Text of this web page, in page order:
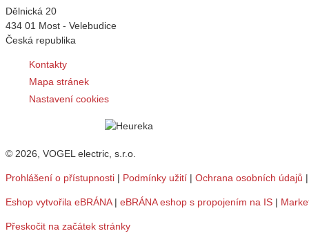
Dělnická 20
434 01 Most - Velebudice
Česká republika
Kontakty
Mapa stránek
Nastavení cookies
© 2026, VOGEL electric, s.r.o.
Prohlášení o přístupnosti | Podmínky užití | Ochrana osobních údajů
Eshop vytvořila eBRÁNA| eBRÁNA eshop s propojením na IS |
Přeskočit na začátek stránky